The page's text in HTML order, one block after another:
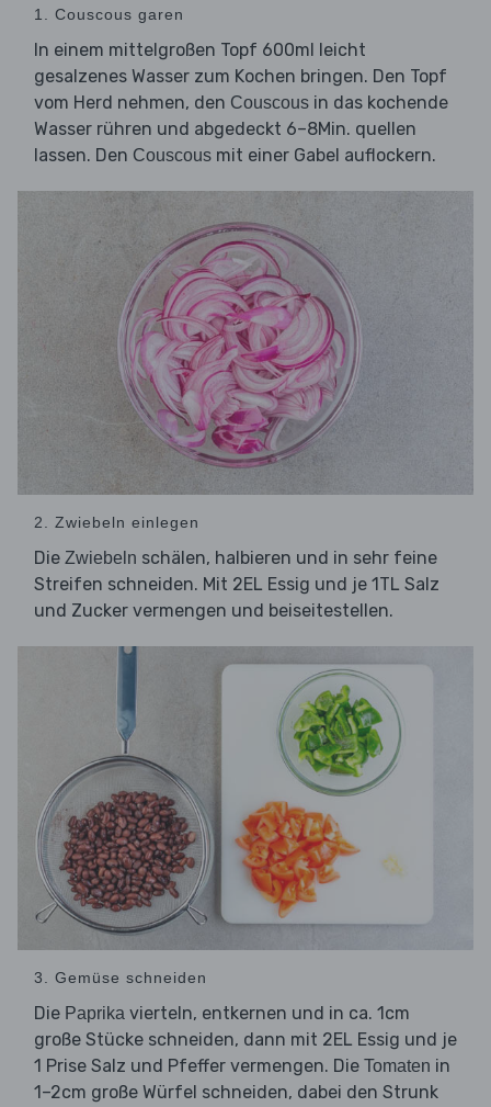
1. Couscous garen
In einem mittelgroßen Topf 600ml leicht
gesalzenes Wasser zum Kochen bringen. Den Topf
vom Herd nehmen, den Couscous in das kochende
Wasser rühren und abgedeckt 6–8Min. quellen
lassen. Den Couscous mit einer Gabel auflockern.
2. Zwiebeln einlegen
Die Zwiebeln schälen, halbieren und in sehr feine
Streifen schneiden. Mit 2EL Essig und je 1TL Salz
und Zucker vermengen und beiseitestellen.
3. Gemüse schneiden
Die Paprika vierteln, entkernen und in ca. 1cm
große Stücke schneiden, dann mit 2EL Essig und je
1 Prise Salz und Pfeffer vermengen. Die Tomaten in
1–2cm große Würfel schneiden, dabei den Strunk